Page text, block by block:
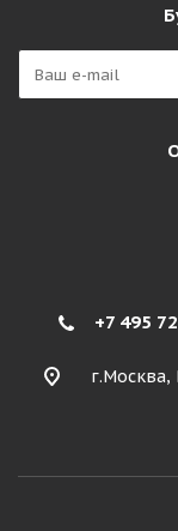
+7 495
г.Москва,